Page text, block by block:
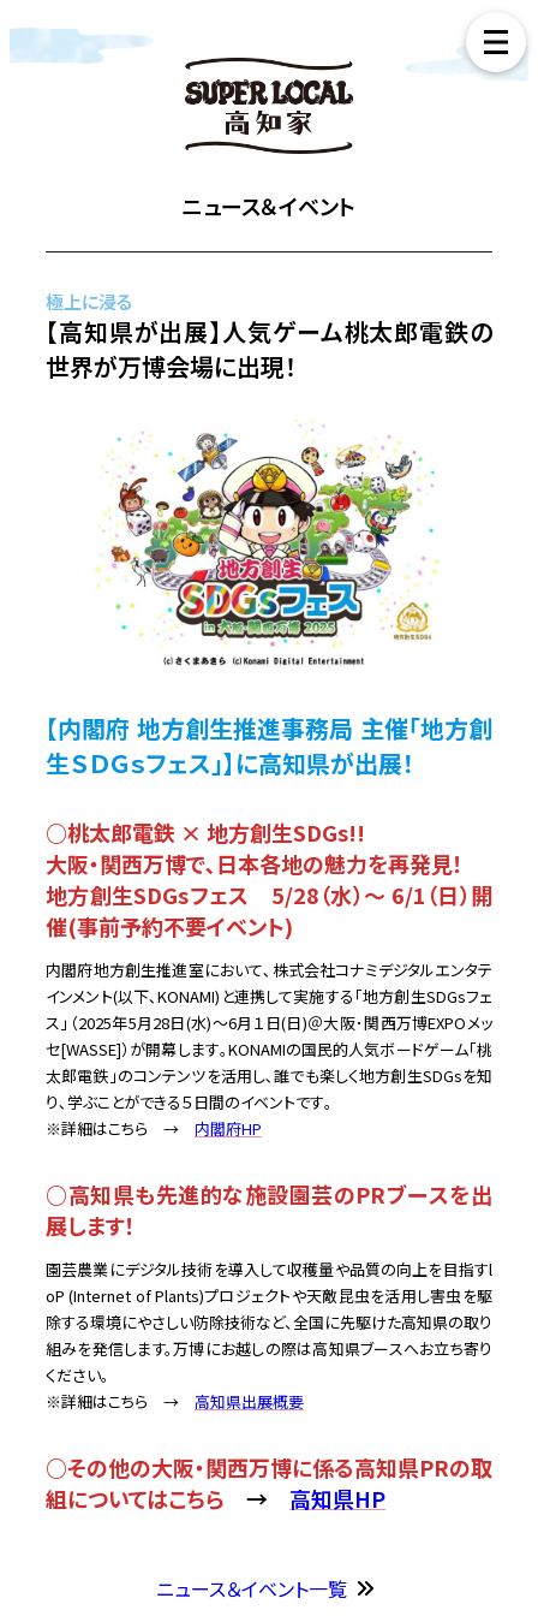
ニュース＆イベント
極上に浸る
【高知県が出展】人気ゲーム桃太郎電鉄の
世界が万博会場に出現！
【内閣府 地方創生推進事務局 主催「地方創
生ＳＤＧｓフェス」】 に高知県が出展！
○桃太郎電鉄 × 地方創生SDGs!!
大阪・関西万博で､日本各地の魅力を再発見！
地方創生SDGsフェス 5/28（水）～ 6/1（日）開
催(事前予約不要イベント)
内閣府地方創生推進室において､株式会社コナミデジタルエンタテ
インメント(以下､KONAMI)と連携して実施する｢地方創生SDGsフェ
ス｣（2025年5月28日(水)～6月１日(日)＠大阪･関西万博EXPOメッ
セ[WASSE]）が開幕します｡KONAMIの国民的人気ボードゲーム｢桃
太郎電鉄｣のコンテンツを活用し､誰でも楽しく地方創生SDGsを知
り､学ぶことができる５日間のイベントです｡
※詳細はこちら → 内閣府HP
○高知県も先進的な施設園芸のPRブースを出
展します！
園芸農業にデジタル技術を導入して収穫量や品質の向上を目指すl
oP (Internet of Plants)プロジェクトや天敵昆虫を活用し害虫を駆
除する環境にやさしい防除技術など、全国に先駆けた高知県の取り
組みを発信します。万博にお越しの際は高知県ブースへお立ち寄り
ください。
※詳細はこちら → 高知県出展概要
○その他の大阪・関西万博に係る高知県PRの取
組についてはこちら → 高知県HP
ニュース＆イベント一覧